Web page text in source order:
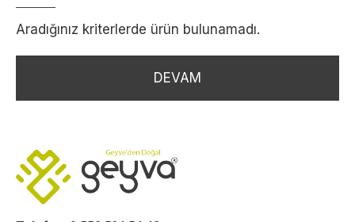
Aradığınız kriterlerde ürün bulunamadı.
DEVAM